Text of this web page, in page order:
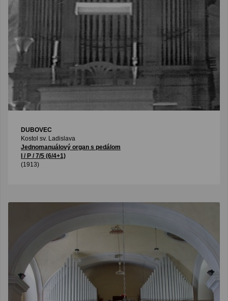
DUBOVEC
Kostol sv. Ladislava
Jednomanuálový organ s pedálom
I / P / 7/5 (6/4+1)
(1913)